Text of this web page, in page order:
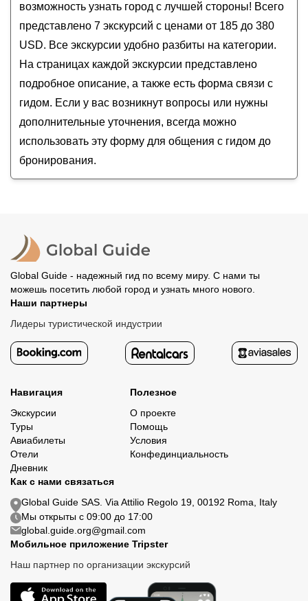
Из Мумбаи в Пуну на 1 день!
Добро пожаловать в Мумбаи!
Знакомство с Мумбаем: идеальный день в
городе контрастов
возможность узнать город с лучшей стороны! Всего
представлено 7 экскурсий с ценами от 185 до 380
USD. Все экскурсии удобно разбиты на категории.
На страницах каждой экскурсии представлено
подробное описание, а также есть форма связи с
гидом. Если у вас возникнут вопросы или нужны
дополнительные уточнения, всегда можно
использовать эту форму для общения с гидом до
бронирования.
Global Guide - надежный гид по всему миру. С нами ты
можешь посетить любой город и узнать много нового.
Наши партнеры
Лидеры туристической индустрии
Навигация
Экскурсии
Туры
Авиабилеты
Отели
Дневник
Полезное
О проекте
Помощь
Условия
Конфединциальность
Как с нами связаться
Global Guide SAS. Via Attilio Regolo 19, 00192 Roma, Italy
Мы открыты с 09:00 до 17:00
global.guide.org@gmail.com
Мобильное приложение Tripster
Наш партнер по организации экскурсий